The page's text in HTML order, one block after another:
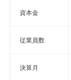
資本金
従業員数
決算月